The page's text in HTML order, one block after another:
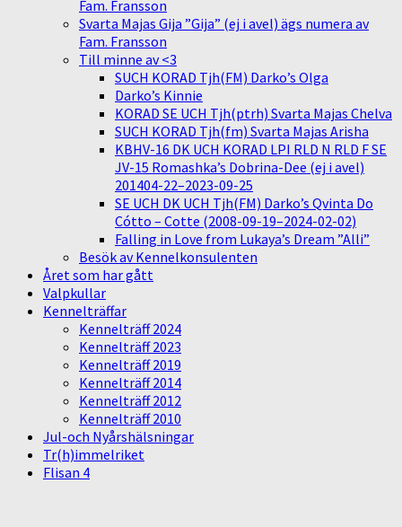
Fam. Fransson
Svarta Majas Gija ”Gija” (ej i avel) ägs numera av
Fam. Fransson
Till minne av <3
SUCH KORAD Tjh(FM) Darko’s Olga
Darko’s Kinnie
KORAD SE UCH Tjh(ptrh) Svarta Majas Chelva
SUCH KORAD Tjh(fm) Svarta Majas Arisha
KBHV-16 DK UCH KORAD LPI RLD N RLD F SE
JV-15 Romashka’s Dobrina-Dee (ej i avel)
201404-22–2023-09-25
SE UCH DK UCH Tjh(FM) Darko’s Qvinta Do
Cótto – Cotte (2008-09-19–2024-02-02)
Falling in Love from Lukaya’s Dream ”Alli”
Besök av Kennelkonsulenten
Året som har gått
Valpkullar
Kennelträffar
Kennelträff 2024
Kennelträff 2023
Kennelträff 2019
Kennelträff 2014
Kennelträff 2012
Kennelträff 2010
Jul-och Nyårshälsningar
Tr(h)immelriket
Flisan 4